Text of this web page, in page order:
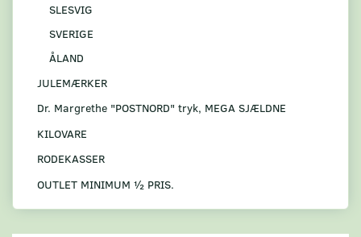
SLESVIG
SVERIGE
ÅLAND
JULEMÆRKER
Dr. Margrethe "POSTNORD" tryk, MEGA SJÆLDNE
KILOVARE
RODEKASSER
OUTLET MINIMUM ½ PRIS.